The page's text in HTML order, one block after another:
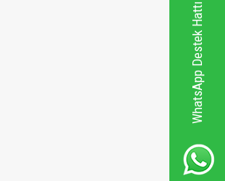
WhatsApp Destek Hattı